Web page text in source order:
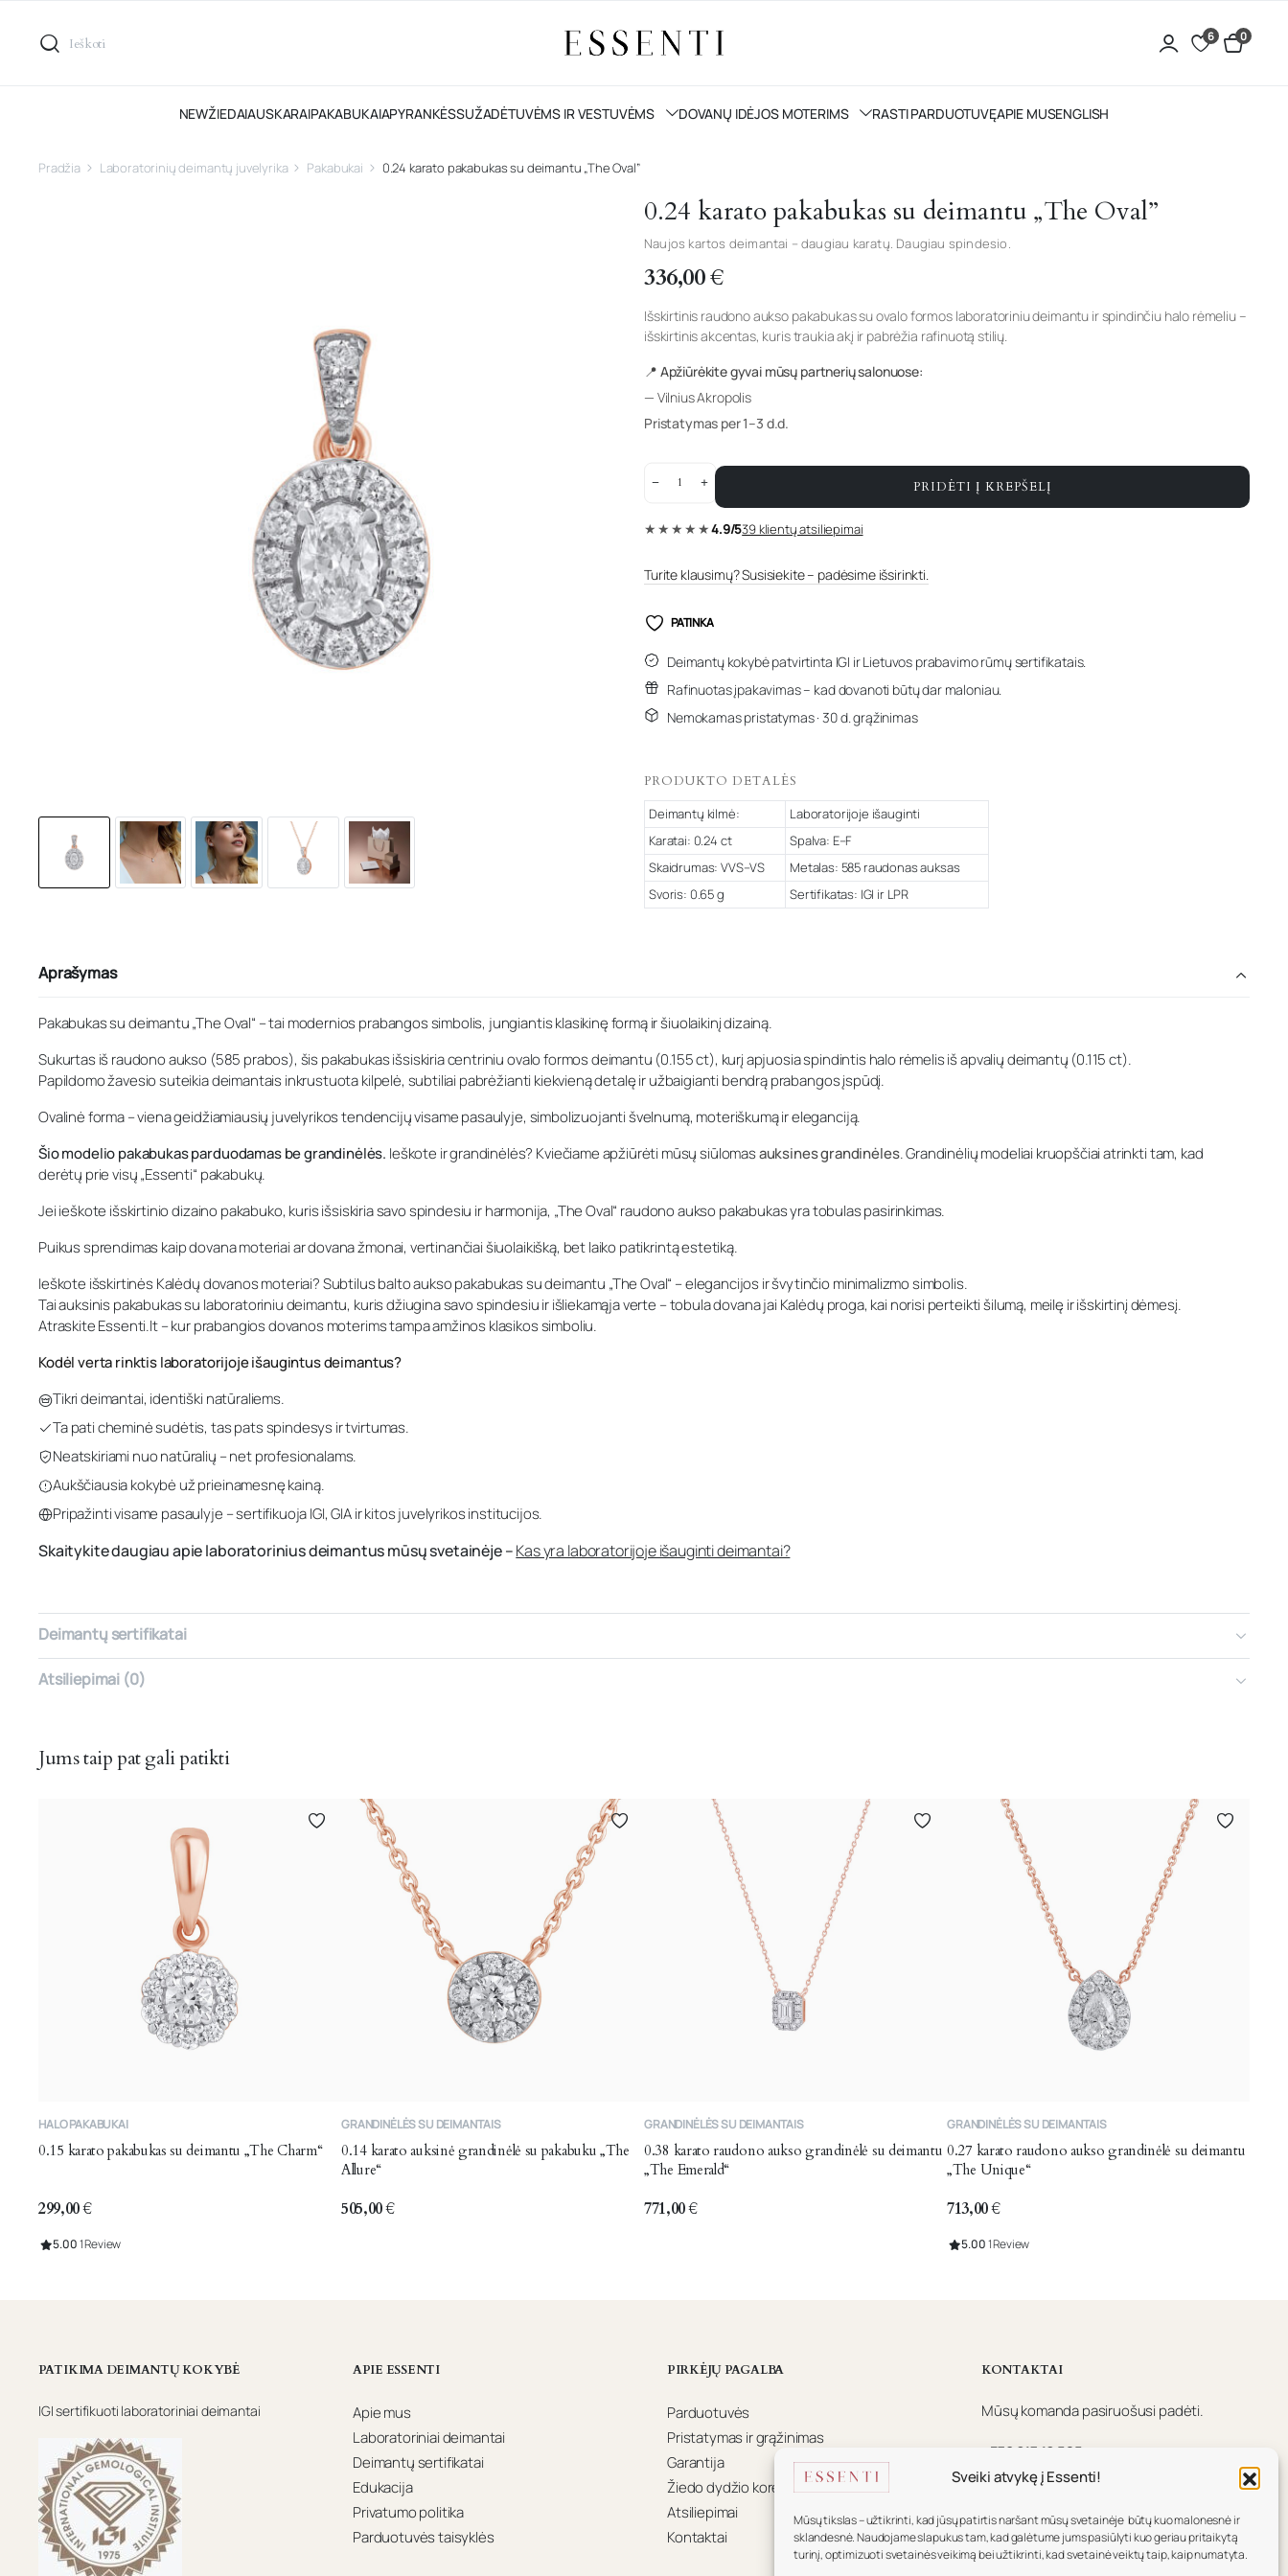
Sveiki atvykę į Essenti!
Mūsų tikslas – užtikrinti, kad jūsų patirtis naršant mūsų svetainėje būtų kuo malonesnė ir
sklandesnė. Naudojame slapukus tam, kad galėtume jums pasiūlyti kuo geriau pritaikytą
turinį, optimizuoti svetainės veikimą bei užtikrinti, kad svetainė veiktų taip, kaip numatyta.
6 0
NEWŽIEDAIAUSKARAIPAKABUKAIAPYRANKĖSSUŽADĖTUVĖMS IR VESTUVĖMS DOVANŲ IDĖJOS MOTERIMS RASTI PARDUOTUVĘAPIE MUSENGLISH
Pradžia Laboratorinių deimantų juvelyrika Pakabukai 0.24 karato pakabukas su deimantu „The Oval”
0.24 karato pakabukas su deimantu „The Oval”
Naujos kartos deimantai – daugiau karatų. Daugiau spindesio.
336,00€
Išskirtinis raudono aukso pakabukas su ovalo formos laboratoriniu deimantu ir spindinčiu halo rėmeliu –
išskirtinis akcentas, kuris traukia akį ir pabrėžia rafinuotą stilių.
📍 Apžiūrėkite gyvai mūsų partnerių salonuose:
— Vilnius Akropolis
Pristatymas per 1–3 d.d.
0.24
deimantu
PRIDĖTI Į KREPŠELĮ
★★★★★4.9/539 klientų atsiliepimai
Turite klausimų? Susisiekite – padėsime išsirinkti.
PATINKA
Deimantų kokybė patvirtinta IGI ir Lietuvos prabavimo rūmų sertifikatais.
Rafinuotas įpakavimas – kad dovanoti būtų dar maloniau.
Nemokamas pristatymas · 30 d. grąžinimas
PRODUKTO DETALĖS
Deimantų kilmė:
Laboratorijoje išauginti
Karatai: 0.24 ct
Spalva: E–F
Skaidrumas: VVS–VS
Metalas: 585 raudonas auksas
Svoris: 0.65 g
Sertifikatas: IGI ir LPR
Aprašymas
Pakabukas su deimantu „The Oval“ – tai modernios prabangos simbolis, jungiantis klasikinę formą ir šiuolaikinį dizainą.
Sukurtas iš raudono aukso (585 prabos), šis pakabukas išsiskiria centriniu ovalo formos deimantu (0.155 ct), kurį apjuosia spindintis halo rėmelis iš apvalių deimantų (0.115 ct).
Papildomo žavesio suteikia deimantais inkrustuota kilpelė, subtiliai pabrėžianti kiekvieną detalę ir užbaigianti bendrą prabangos įspūdį.
Ovalinė forma – viena geidžiamiausių juvelyrikos tendencijų visame pasaulyje, simbolizuojanti švelnumą, moteriškumą ir eleganciją.
Šio modelio pakabukas parduodamas be grandinėlės. Ieškote ir grandinėlės? Kviečiame apžiūrėti mūsų siūlomasauksines grandinėles. Grandinėlių modeliai kruopščiai atrinkti tam, kad
derėtų prie visų „Essenti“ pakabukų.
Jei ieškote išskirtinio dizaino pakabuko, kuris išsiskiria savo spindesiu ir harmonija, „The Oval“ raudono aukso pakabukas yra tobulas pasirinkimas.
Puikus sprendimas kaip dovana moteriai ar dovana žmonai, vertinančiai šiuolaikišką, bet laiko patikrintą estetiką.
Ieškote išskirtinės Kalėdų dovanos moteriai? Subtilus balto aukso pakabukas su deimantu „The Oval“ – elegancijos ir švytinčio minimalizmo simbolis.
Tai auksinis pakabukas su laboratoriniu deimantu, kuris džiugina savo spindesiu ir išliekamąja verte – tobula dovana jai Kalėdų proga, kai norisi perteikti šilumą, meilę ir išskirtinį dėmesį.
Atraskite Essenti.lt – kur prabangios dovanos moterims tampa amžinos klasikos simboliu.
Kodėl verta rinktis laboratorijoje išaugintus deimantus?
Tikri deimantai, identiški natūraliems.
Ta pati cheminė sudėtis, tas pats spindesys ir tvirtumas.
Neatskiriami nuo natūralių – net profesionalams.
Aukščiausia kokybė už prieinamesnę kainą.
Pripažinti visame pasaulyje – sertifikuoja IGI, GIA ir kitos juvelyrikos institucijos.
Skaitykite daugiau apie laboratorinius deimantus mūsų svetainėje –Kas yra laboratorijoje išauginti deimantai?
Deimantų sertifikatai
Atsiliepimai (0)
Jums taip pat gali patikti
HALO PAKABUKAI
0.15 karato pakabukas su deimantu „The Charm“
299,00€
5.001 Review
GRANDINĖLĖS SU DEIMANTAIS
0.14 karato auksinė grandinėlė su pakabuku „The
Allure“
505,00€
GRANDINĖLĖS SU DEIMANTAIS
0.38 karato raudono aukso grandinėlė su deimantu
„The Emerald“
771,00€
GRANDINĖLĖS SU DEIMANTAIS
0.27 karato raudono aukso grandinėlė su deimantu
„The Unique“
713,00€
5.001 Review
PATIKIMA DEIMANTŲ KOKYBĖ
IGI sertifikuoti laboratoriniai deimantai
APIE ESSENTI
Apie mus
Laboratoriniai deimantai
Deimantų sertifikatai
Edukacija
Privatumo politika
Parduotuvės taisyklės
PIRKĖJŲ PAGALBA
Parduotuvės
Pristatymas ir grąžinimas
Garantija
Žiedo dydžio koregavimas
Atsiliepimai
Kontaktai
KONTAKTAI
Mūsų komanda pasiruošusi padėti.
+370 617 16 585
info@essenti.lt
f